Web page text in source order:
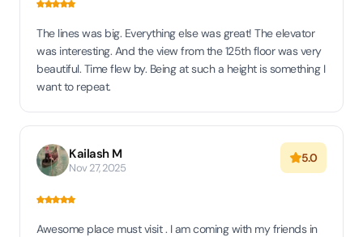
The lines was big. Everything else was great! The elevator
was interesting. And the view from the 125th floor was very
beautiful. Time flew by. Being at such a height is something I
want to repeat.
Kailash M
Nov 27, 2025
5.0
Awesome place must visit . I am coming with my friends in